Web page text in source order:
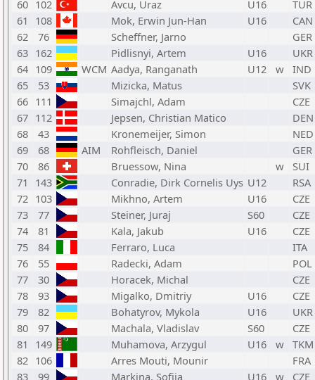
60 102 Avcu, Uraz U16
TUR
61
108 Mok, Erwin Jun-Han U16
CAN
62
76 Scheffner, Jarno
GER
63 162 Pidlisnyi, Artem U16
UKR
64 109 WCM Aadya, Ranganath U12 w
IND
65
53 Mizicka, Matus
SVK
66 111 Simajchl, Adam
CZE
67 112 Jepsen, Christian Matico
DEN
68
43 Kronemeijer, Simon
NED
69
68 AIM Rohfleisch, Daniel
GER
70
86 Bruessow, Nina w
SUI
71
143 Conradie, Dirk Cornelis Uys U12
RSA
72 103 Mikhno, Artem U16
CZE
73
77 Steiner, Juraj S60
CZE
74
81 Kala, Jakub U16
CZE
75
84 Ferraro, Luca
ITA
76
55 Radecki, Adam
POL
77
30 Horacek, Michal
CZE
78
93 Migalko, Dmitriy U16
CZE
79
82 Bohatyrov, Mykola U16
UKR
80
97 Machala, Vladislav S60
CZE
81
149 Muhamova, Arzygul U16 w
TKM
82 106 Arres Mouti, Mounir
FRA
83
99 Markina, Sofiia U16 w
CZE